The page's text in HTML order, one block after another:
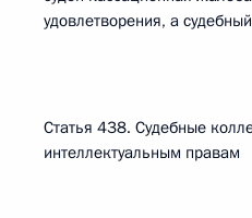
удовлетворения, а
Статья 438. Судебные
интеллектуальным правам